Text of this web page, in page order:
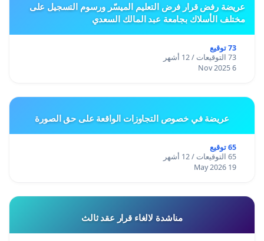
عريضة رفض قرار فرض التعليم الميسّر ورسوم التسجيل على
مختلف الأسلاك بجامعة عبد المالك السعدي
73 توقيع
73 التوقيعات / 12 أشهر
6 Nov 2025
عريضة في خصوص التجاوزات الواقعة على حق الصورة
65 توقيع
65 التوقيعات / 12 أشهر
19 May 2026
مناشدة لالغاء قرار عقد ثالث